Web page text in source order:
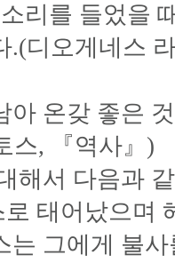
리를 들었을
.(디오게네스
아 온갖 좋은
스, 『역사』)
해서 다음과
태어났으며
는 그에게 불